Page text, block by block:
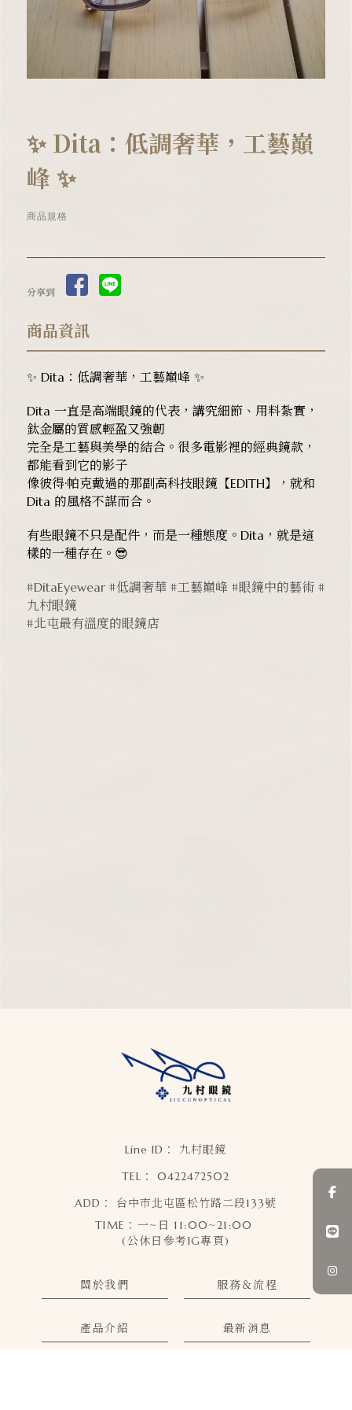
✨ Dita：低調奢華，工藝巔
峰 ✨
商品規格
分享到
商品資訊
✨ Dita：低調奢華，工藝巔峰 ✨
Dita 一直是高端眼鏡的代表，講究細節、用料紮實，
鈦金屬的質感輕盈又強韌
完全是工藝與美學的結合。很多電影裡的經典鏡款，
都能看到它的影子
像彼得·帕克戴過的那副高科技眼鏡【EDITH】，就和
Dita 的風格不謀而合。
有些眼鏡不只是配件，而是一種態度。Dita，就是這
樣的一種存在。😎
#DitaEyewear #低調奢華 #工藝巔峰 #眼鏡中的藝術 #
九村眼鏡
#北屯最有溫度的眼鏡店
九村眼鏡
0422472502
台中市北屯區松竹路二段133號
關於我們 服務＆流程
產品介紹 最新消息